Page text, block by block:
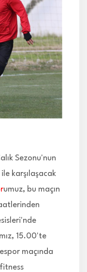
Sezonu'nun
karşılaşacak
umuz, bu maçın
15.00'te
maçında